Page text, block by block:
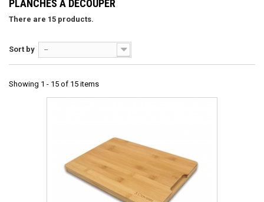
PLANCHES À DÉCOUPER
There are 15 products.
Sort by --
Showing 1 - 15 of 15 items